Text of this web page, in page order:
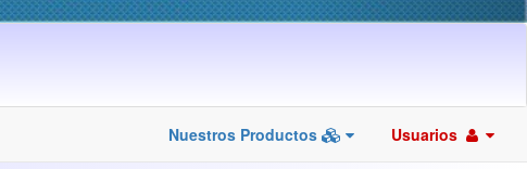
Nuestros Productos Usuarios